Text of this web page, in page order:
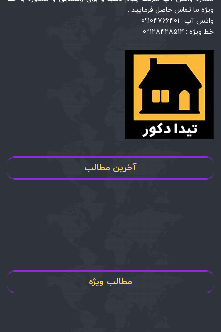
ویژه ما تماس حاصل فرمایید .
واتس آپ : 09104766401
خط ویژه : 02128428514
آخرین مطالب
مطالب ویژه